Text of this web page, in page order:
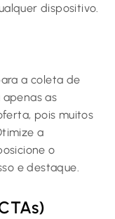
dispositivo.
a coleta de
as
pois muitos
a
o
e destaque.